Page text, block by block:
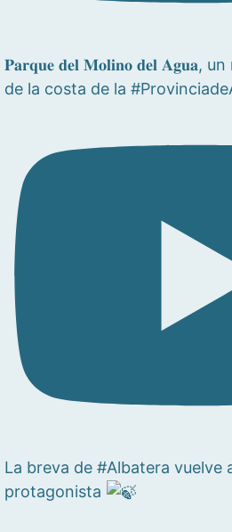
𝐏𝐚𝐫𝐪𝐮𝐞 𝐝𝐞𝐥 𝐌𝐨𝐥𝐢𝐧𝐨 𝐝𝐞𝐥 𝐀𝐠𝐮𝐚,
de la costa de la
La breva de #Albatera vuelve
protagonista